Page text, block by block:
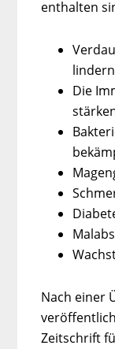
enthalten
lindern
Die
Nach einer
Zeitschrift